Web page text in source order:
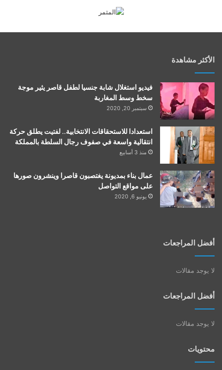
الأكثر مشاهدة
فيديو استغلال شابة جنسيا لطفل قاصر يثير موجة
سخط وسط المغاربة
سبتمبر 20, 2020
استعدادا للاستحقاقات الانتخابية.. لفتيت يطلق حركة
انتقالية واسعة في صفوف رجال السلطة بالمملكة
منذ 3 أسابيع
عمال بناء بمديونة يغتصبون قاصرا وينشرون صورها
على مواقع التواصل
يونيو 6, 2020
أفضل المراجعات
لا يوجد مقالات
أفضل المراجعات
لا يوجد مقالات
محتويات